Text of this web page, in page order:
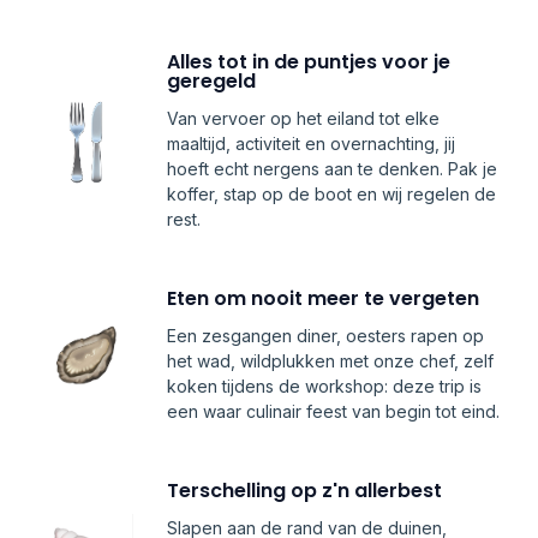
Alles tot in de puntjes voor je
geregeld
Van vervoer op het eiland tot elke
maaltijd, activiteit en overnachting, jij
hoeft echt nergens aan te denken. Pak je
koffer, stap op de boot en wij regelen de
rest.
Eten om nooit meer te vergeten
Een zesgangen diner, oesters rapen op
het wad, wildplukken met onze chef, zelf
koken tijdens de workshop: deze trip is
een waar culinair feest van begin tot eind.
Terschelling op z'n allerbest
Slapen aan de rand van de duinen,